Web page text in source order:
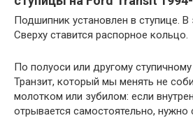
Подшипник установлен в ступице.
Сверху ставится распорное кольцо.
По полуоси или другому
Транзит, который мы менять не
молотком или зубилом: если
отрывается самостоятельно, нужно